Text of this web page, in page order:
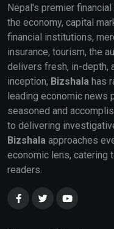
Nepal's premier
the economy, capital
financial institutions,
insurance, tourism, the
delivers fresh, in-depth,
inception, Bizshala has
leading economic news
seasoned and
to delivering
Bizshala approaches
economic lens,
readers.